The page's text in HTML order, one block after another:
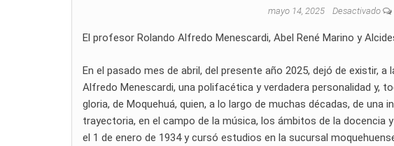
mayo 14, 2025 Desactivado
El profesor Rolando Alfredo Menescardi, Abel René Marino y
En el pasado mes de abril, del presente año 2025, dejó de existir,
Alfredo Menescardi, una polifacética y verdadera personalidad y,
gloria, de Moquehuá, quien, a lo largo de muchas décadas, de
trayectoria, en el campo de la música, los ámbitos de la docencia
el 1 de enero de 1934 y cursó estudios en la sucursal